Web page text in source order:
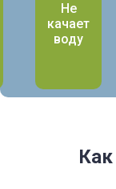
Не
качает
воду